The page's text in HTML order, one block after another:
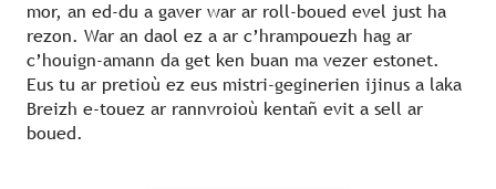
mor, an ed-du a gaver war ar roll-boued evel just ha
rezon. War an daol ez a ar c’hrampouezh hag ar
c’houign-amann da get ken buan ma vezer estonet.
Eus tu ar pretioù ez eus mistri-geginerien ijinus a laka
Breizh e-touez ar rannvroioù kentañ evit a sell ar
boued.